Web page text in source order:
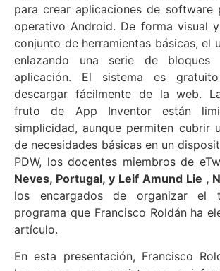
para crear aplicaciones de software
operativo Android. De forma visual
conjunto de herramientas básicas, el
enlazando una serie de
aplicación. El sistema es
descargar fácilmente de la web.
fruto de App Inventor están
simplicidad, aunque permiten cubrir
de necesidades básicas en un
PDW, los docentes miembros de
Neves, Portugal, y Leif Amund Lie ,
los encargados de organizar
programa que Francisco Roldán ha
artículo.
En esta presentación, Francisco